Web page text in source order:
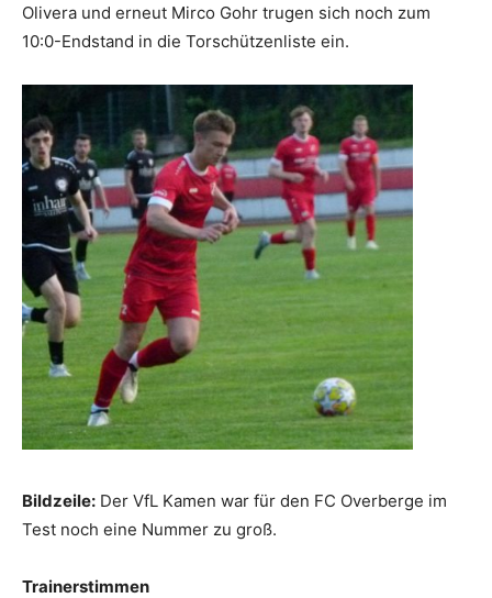
Olivera und erneut Mirco Gohr trugen sich noch zum
10:0-Endstand in die Torschützenliste ein.
Bildzeile: Der VfL Kamen war für den FC Overberge im
Test noch eine Nummer zu groß.
Trainerstimmen